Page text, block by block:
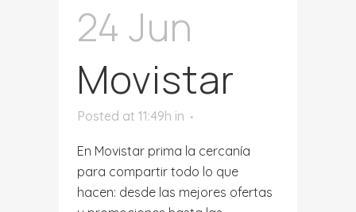
24 Jun
Movistar
Posted at 11:49h in
En Movistar prima la cercanía
para compartir todo lo que
hacen: desde las mejores ofertas